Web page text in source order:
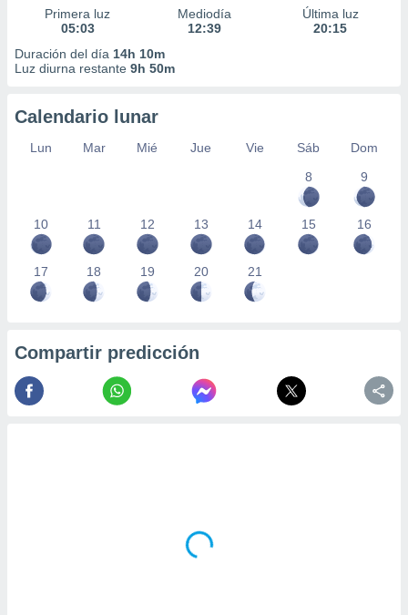
Primera luz
05:03
Mediodía
12:39
Última luz
20:15
Duración del día 14h 10m
Luz diurna restante 9h 50m
Calendario lunar
Lun Mar Mié Jue Vie Sáb
Dom
8
9
10 11 12 13 14 15 16
17 18 19 20 21
Compartir predicción